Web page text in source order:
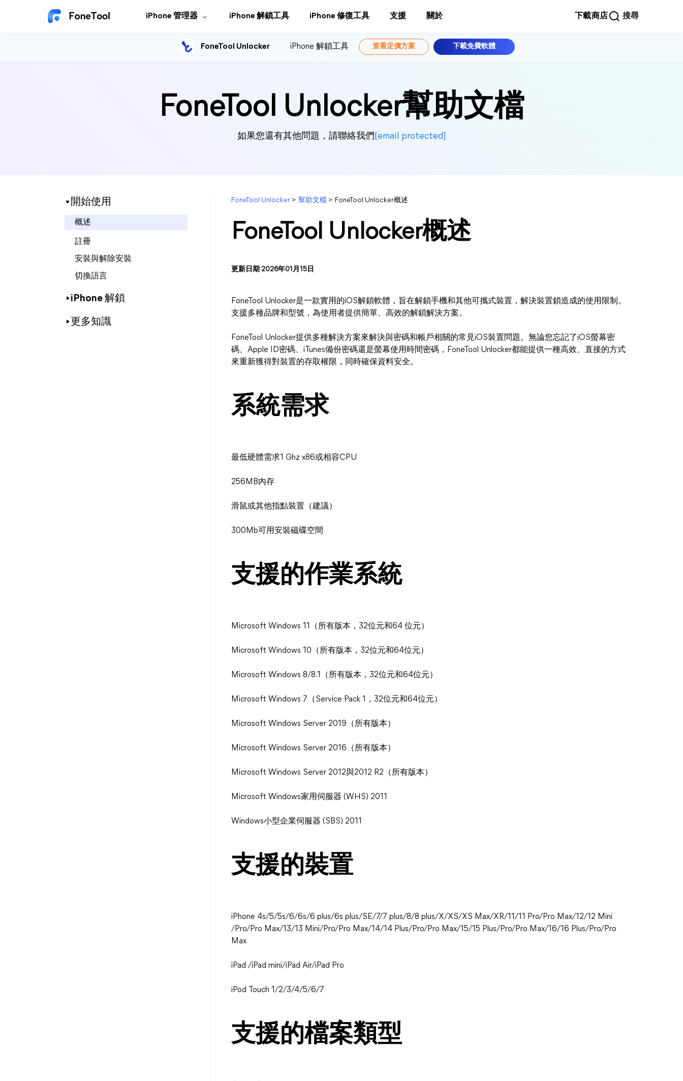
iPhone 管理器 iPhone 解鎖工具 iPhone 修復工具 支援 關於 下載商店 搜尋
FoneTool Unlocker iPhone 解鎖工具 查看定價方案 下載免費軟體
FoneTool Unlocker幫助文檔
如果您還有其他問題，請聯絡我們 [email protected]
開始使用
概述
註冊
安裝與解除安裝
切換語言
iPhone 解鎖
更多知識
FoneTool Unlocker > 幫助文檔 > FoneTool Unlocker概述
FoneTool Unlocker概述
更新日期 2026年01月15日
FoneTool Unlocker是一款實用的iOS解鎖軟體，旨在解鎖手機和其他可攜式裝置，解決裝置鎖造成的使用限制。
支援多種品牌和型號，為使用者提供簡單、高效的解鎖解決方案。
FoneTool Unlocker提供多種解決方案來解決與密碼和帳戶相關的常見iOS裝置問題。無論您忘記了iOS螢幕密
碼、Apple ID密碼、iTunes備份密碼還是螢幕使用時間密碼，FoneTool Unlocker都能提供一種高效、直接的方式
來重新獲得對裝置的存取權限，同時確保資料安全。
系統需求
最低硬體需求1 Ghz x86或相容CPU
256MB內存
滑鼠或其他指點裝置（建議）
300Mb可用安裝磁碟空間
支援的作業系統
Microsoft Windows 11（所有版本，32位元和64 位元）
Microsoft Windows 10（所有版本，32位元和64位元）
Microsoft Windows 8/8.1（所有版本，32位元和64位元）
Microsoft Windows 7（Service Pack 1，32位元和64位元）
Microsoft Windows Server 2019（所有版本）
Microsoft Windows Server 2016（所有版本）
Microsoft Windows Server 2012與2012 R2（所有版本）
Microsoft Windows家用伺服器 (WHS) 2011
Windows小型企業伺服器 (SBS) 2011
支援的裝置
iPhone 4s/5/5s/6/6s/6 plus/6s plus/SE/7/7 plus/8/8 plus/X/XS/XS Max/XR/11/11 Pro/Pro Max/12/12 Mini
/Pro/Pro Max/13/13 Mini/Pro/Pro Max/14/14 Plus/Pro/Pro Max/15/15 Plus/Pro/Pro Max/16/16 Plus/Pro/Pro
Max
iPad /iPad mini/iPad Air/iPad Pro
iPod Touch 1/2/3/4/5/6/7
支援的檔案類型